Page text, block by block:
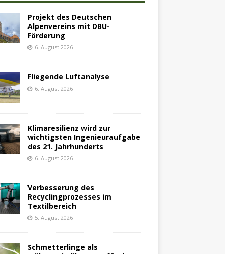
Projekt des Deutschen
Alpenvereins mit DBU-
Förderung
6. August 2026
Fliegende Luftanalyse
6. August 2026
Klimaresilienz wird zur
wichtigsten Ingenieuraufgabe
des 21. Jahrhunderts
6. August 2026
Verbesserung des
Recyclingprozesses im
Textilbereich
5. August 2026
Schmetterlinge als